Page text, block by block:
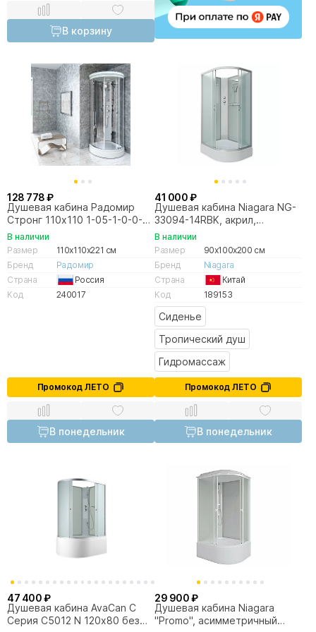
В корзину
128 778 ₽
Душевая кабина Радомир
Стронг 110х110 1-05-1-0-0-
1820 стекло прозрачное/
профиль белый
В наличии
Размер
110x110x221 см
Бренд
Радомир
Страна
Россия
Код
240017
Промокод ЛЕТО
В понедельник
41 000 ₽
Душевая кабина Niagara NG-
33094-14RBK, акрил,
матовая, 100x90 см
В наличии
Размер
90x100x200 см
Бренд
Niagara
Страна
Китай
Код
189153
Сиденье
Тропический душ
Гидромассаж
Промокод ЛЕТО
В понедельник
47 400 ₽
Душевая кабина AvaCan C
Серия C5012 N 120х80 без
29 900 ₽
Душевая кабина Niagara
"Promo", асимметричный